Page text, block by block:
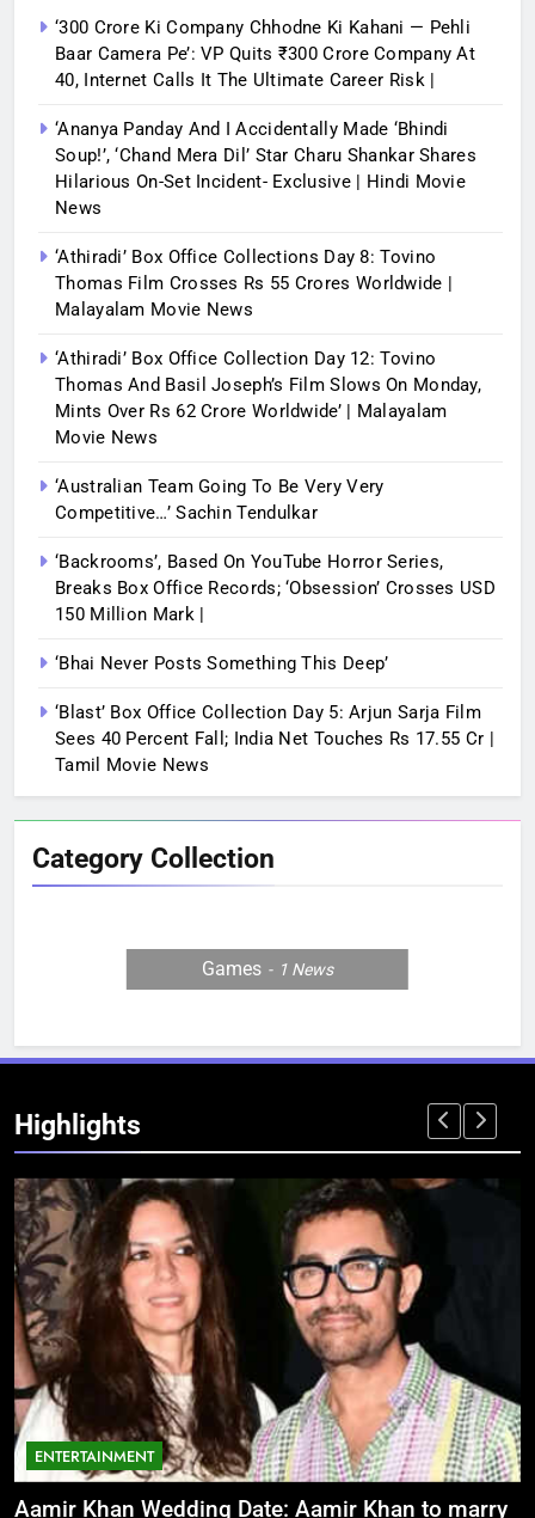
‘300 Crore Ki Company Chhodne Ki Kahani — Pehli
Baar Camera Pe’: VP Quits ₹300 Crore Company At
40, Internet Calls It The Ultimate Career Risk |
‘Ananya Panday And I Accidentally Made ‘bhindi
Soup!’, ‘Chand Mera Dil’ Star Charu Shankar Shares
Hilarious On-Set Incident- Exclusive | Hindi Movie
News
‘Athiradi’ Box Office Collections Day 8: Tovino
Thomas Film Crosses Rs 55 Crores Worldwide |
Malayalam Movie News
‘Athiradi’ Box Office Collection Day 12: Tovino
Thomas And Basil Joseph’s Film Slows On Monday,
Mints Over Rs 62 Crore Worldwide’ | Malayalam
Movie News
‘Australian Team Going To Be Very Very
Competitive…’ Sachin Tendulkar
‘Backrooms’, Based On YouTube Horror Series,
Breaks Box Office Records; ‘Obsession’ Crosses USD
150 Million Mark |
‘Bhai Never Posts Something This Deep’
‘Blast’ Box Office Collection Day 5: Arjun Sarja Film
Sees 40 Percent Fall; India Net Touches Rs 17.55 Cr |
Tamil Movie News
Category Collection
Games 1 News
Highlights
ENTERTAINMENT
Aamir Khan Wedding Date: Aamir Khan to marry